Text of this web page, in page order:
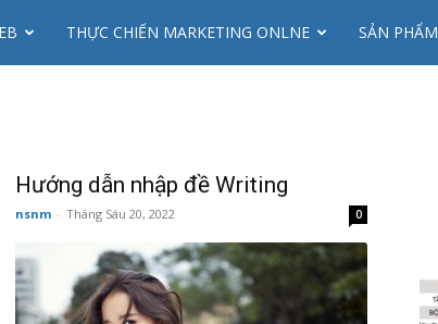
THỰC CHIẾN MARKETING ONLNE SẢN PHẨM
Hướng dẫn nhập đề Writing
nsnm - Tháng Sáu 20, 2022 0